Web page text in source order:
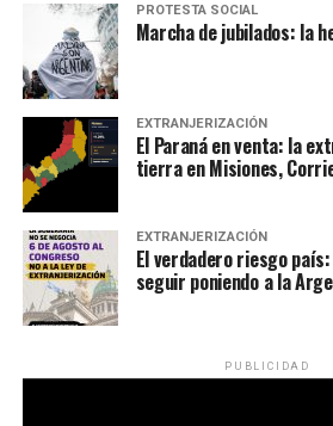
PROTESTA SOCIAL
Marcha de jubilados: la
EXTRANJERIZACIÓN
El Paraná en venta: la
tierra en Misiones,
EXTRANJERIZACIÓN
El verdadero riesgo
seguir poniendo a la
PUBLICIDAD